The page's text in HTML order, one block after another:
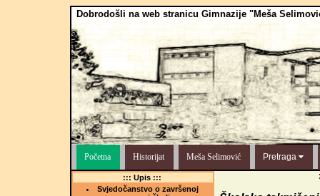
Dobrodošli na web stranicu Gimnazije "Meša
Početna Historijat Meša Selimović Pretraga
::: Upis :::
Svjedočanstvo o završenoj